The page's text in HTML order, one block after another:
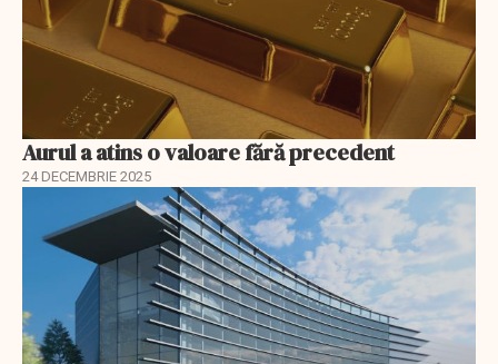
Aurul a atins o valoare fără precedent
24 DECEMBRIE 2025